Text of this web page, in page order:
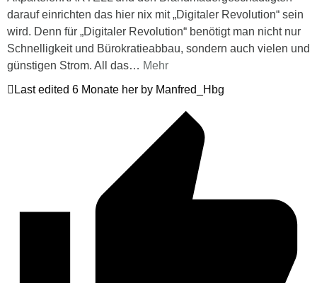
darauf einrichten das hier nix mit „Digitaler Revolution“ sein
wird. Denn für „Digitaler Revolution“ benötigt man nicht nur
Schnelligkeit und Bürokratieabbau, sondern auch vielen und
günstigen Strom. All das… Mehr
Last edited 6 Monate her by Manfred_Hbg